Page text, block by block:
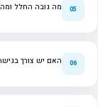
מה גובה החלל
האם יש צורך